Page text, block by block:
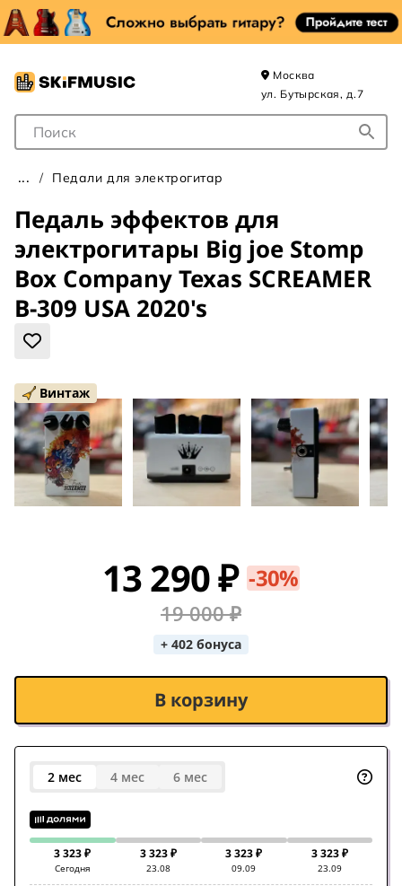
Поле для Поиска
Москва
ул. Бутырская, д.7
Педали для электрогитар
Педаль эффектов для
электрогитары Big joe Stomp
Box Company Texas SCREAMER
B-309 USA 2020's
Винтаж
13 290 ₽ -30%
19 000 ₽
+ 402 бонуса
В корзину
2 мес 4 мес 6 мес
3 323 ₽
Сегодня
3 323 ₽
23.08
3 323 ₽
09.09
3 323 ₽
23.09